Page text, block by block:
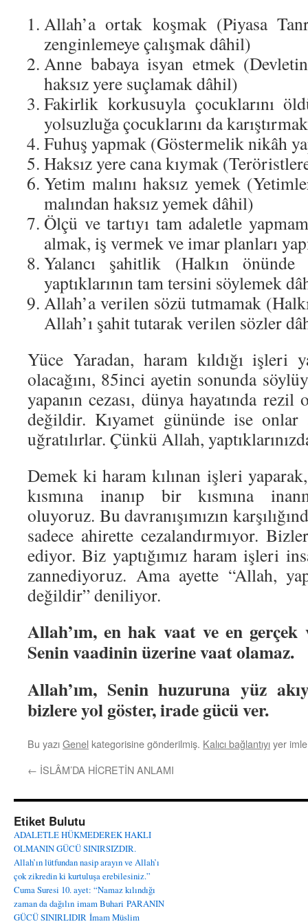
Allah’a ortak koşmak (Piyasa
zenginlemeye çalışmak dâhil)
Anne babaya isyan etmek
haksız yere suçlamak dâhil)
Fakirlik korkusuyla çocuklarını
yolsuzluğa çocuklarını da
Fuhuş yapmak (Göstermelik nikâh
Haksız yere cana kıymak
Yetim malını haksız yemek
malından haksız yemek dâhil)
Ölçü ve tartıyı tam adaletle
almak, iş vermek ve imar planları
Yalancı şahitlik (Halkın önünde
yaptıklarının tam tersini söylemek
Allah’a verilen sözü tutmamak
Allah’ı şahit tutarak verilen sözler
Yüce Yaradan, haram kıldığı işleri
olacağını, 85inci ayetin sonunda
yapanın cezası, dünya hayatında
değildir. Kıyamet gününde ise onlar
uğratılırlar. Çünkü Allah,
Demek ki haram kılınan işleri
kısmına inanıp bir kısmına
oluyoruz. Bu davranışımızın
sadece ahirette cezalandırmıyor.
ediyor. Biz yaptığımız haram işleri
zannediyoruz. Ama ayette “Allah,
değildir” deniliyor.
Allah’ım, en hak vaat ve en
Senin vaadinin üzerine vaat olamaz.
Allah’ım, Senin huzuruna yüz
bizlere yol göster, irade gücü ver.
Bu yazıGenel kategorisine gönderilmiş. Kalıcı bağlantıyıyer
← İSLÂM’DA HİCRETİN ANLAMI
Etiket Bulutu
ADALETLE HÜKMEDEREK HAKLI
OLMANIN GÜCÜ SINIRSIZDIR.
Allah’ın lütfundan nasip arayın ve Allah’ı
çok zikredin ki kurtuluşa erebilesiniz.”
Cuma Suresi 10. ayet: “Namaz kılındığı
zaman da dağılın imam Buhari PARANIN
GÜCÜ SINIRLIDIR İmam Müslim